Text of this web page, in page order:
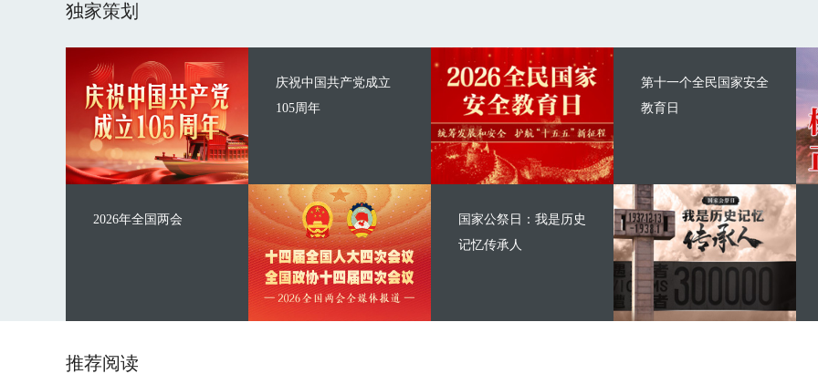
独家策划
庆祝中国共产党成立
105周年
2026年全国两会
第十一个全民国家安全
教育日
国家公祭日：我是历史
记忆传承人
推荐阅读